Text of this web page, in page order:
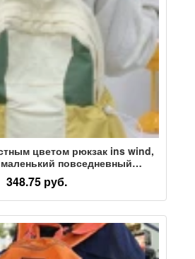
цветом рюкзак ins wind,
повседневный
рюкзак, новый легкий
для пригородных поездок
348.75 руб.